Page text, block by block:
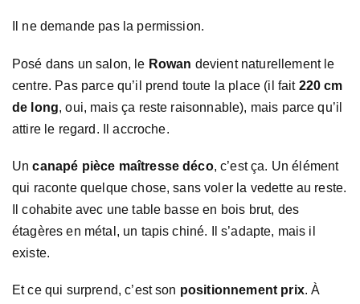
Il ne demande pas la permission.
Posé dans un salon, le Rowan devient naturellement le
centre. Pas parce qu’il prend toute la place (il fait 220 cm
de long, oui, mais ça reste raisonnable), mais parce qu’il
attire le regard. Il accroche.
Uncanapé pièce maîtresse déco, c’est ça. Un élément
qui raconte quelque chose, sans voler la vedette au reste.
Il cohabite avec une table basse en bois brut, des
étagères en métal, un tapis chiné. Il s’adapte, mais il
existe.
Et ce qui surprend, c’est son positionnement prix. À